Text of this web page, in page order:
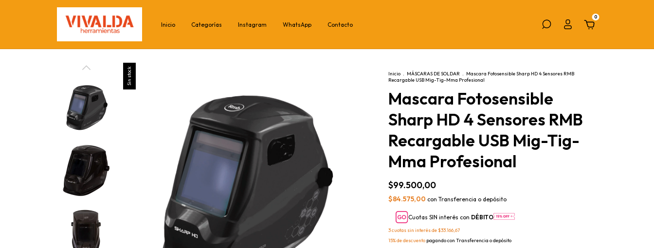
Inicio Categorías Instagram WhatsApp Contacto
0
Sin stock Inicio . MÁSCARAS DE SOLDAR . Mascara Fotosensible Sharp HD 4 Sensores RMB
Recargable USB Mig-Tig-Mma Profesional
Mascara Fotosensible
Sharp HD 4 Sensores RMB
Recargable USB Mig-Tig-
Mma Profesional
$99.500,00
$84.575,00 con Transferencia o depósito
Cuotas SIN interés con DÉBITO
3cuotas sin interés de$33.166,67
15% de descuento pagando con Transferencia o depósito